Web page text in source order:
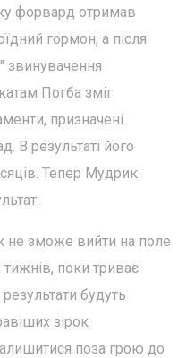
форвард отримав
гормон, а після
звинувачення
Погба зміг
призначені
В результаті його
Тепер Мудрик
не зможе вийти на поле
поки триває
будуть
зірок
поза грою до